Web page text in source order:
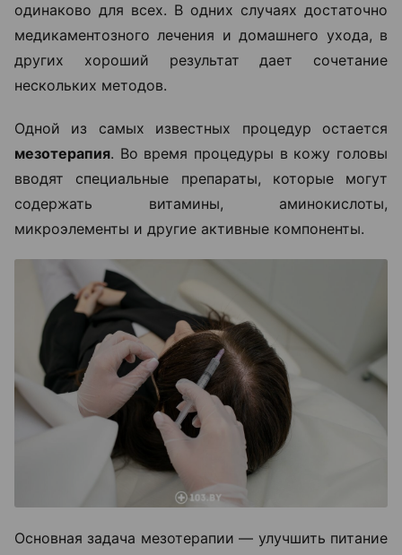
одинаково для всех. В одних случаях достаточно
медикаментозного лечения и домашнего ухода, в
других хороший результат дает сочетание
нескольких методов.
Одной из самых известных процедур остается
мезотерапия. Во время процедуры в кожу головы
вводят специальные препараты, которые могут
содержать витамины, аминокислоты,
микроэлементы и другие активные компоненты.
Основная задача мезотерапии — улучшить питание